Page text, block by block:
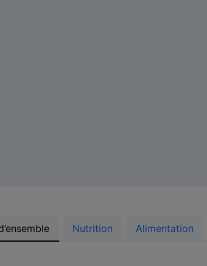
Nutrition Alimentation